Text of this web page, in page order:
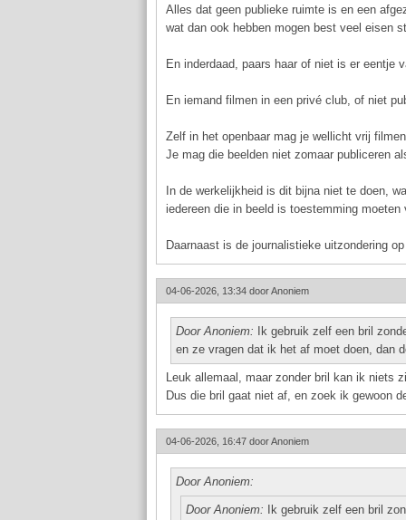
Alles dat geen publieke ruimte is en een
wat dan ook hebben mogen best veel eisen
En inderdaad, paars haar of niet is er eentje
En iemand filmen in een privé club, of niet
Zelf in het openbaar mag je wellicht vrij
Je mag die beelden niet zomaar publiceren
In de werkelijkheid is dit bijna niet te doen,
iedereen die in beeld is toestemming
Daarnaast is de journalistieke uitzondering
04-06-2026, 13:34 doorAnoniem
Door Anoniem: Ik gebruik zelf een bril
en ze vragen dat ik het af moet doen, dan
Leuk allemaal, maar zonder bril kan ik niets
Dus die bril gaat niet af, en zoek ik gewoon
04-06-2026, 16:47 doorAnoniem
Door Anoniem:
Door Anoniem: Ik gebruik zelf een bril